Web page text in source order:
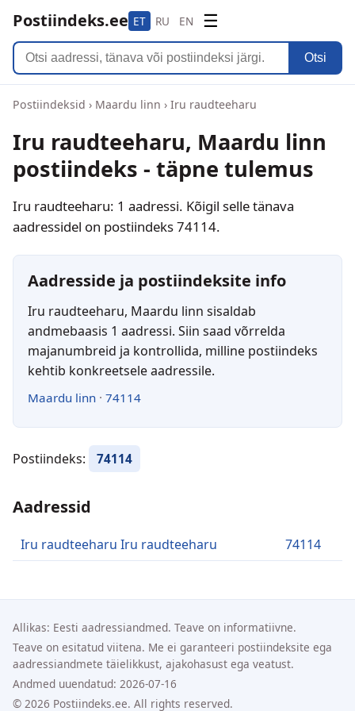
Postiindeks.ee ET RU EN ☰
Otsi
Postiindeksid › Maardu linn › Iru raudteeharu
Iru raudteeharu, Maardu linn
postiindeks - täpne tulemus
Iru raudteeharu: 1 aadressi. Kõigil selle tänava
aadressidel on postiindeks 74114.
Aadresside ja postiindeksite info
Iru raudteeharu, Maardu linn sisaldab
andmebaasis 1 aadressi. Siin saad võrrelda
majanumbreid ja kontrollida, milline postiindeks
kehtib konkreetsele aadressile.
Maardu linn · 74114
Postiindeks: 74114
Aadressid
Iru raudteeharu Iru raudteeharu 74114
Allikas: Eesti aadressiandmed. Teave on informatiivne.
Teave on esitatud viitena. Me ei garanteeri postiindeksite ega
aadressiandmete täielikkust, ajakohasust ega veatust.
Andmed uuendatud: 2026-07-16
© 2026 Postiindeks.ee. All rights reserved.